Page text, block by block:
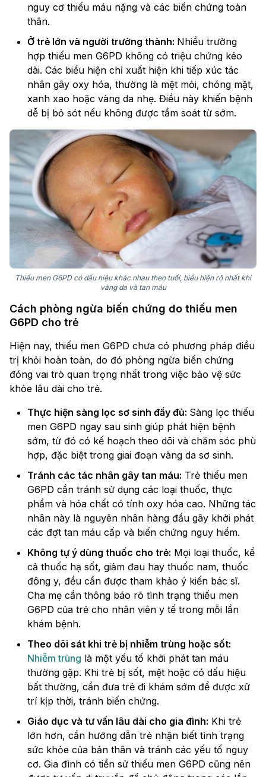
nguy cơ thiếu máu nặng và các biến chứng toàn
thân.
Ở trẻ lớn và người trưởng thành: Nhiều trường
hợp thiếu men G6PD không có triệu chứng kéo
dài. Các biểu hiện chỉ xuất hiện khi tiếp xúc tác
nhân gây oxy hóa, thường là mệt mỏi, chóng mặt,
xanh xao hoặc vàng da nhẹ. Điều này khiến bệnh
dễ bị bỏ sót nếu không được tầm soát từ sớm.
Thiếu men G6PD có dấu hiệu khác nhau theo tuổi, biểu hiện rõ nhất khi
vàng da và tan máu
Cách phòng ngừa biến chứng do thiếu men
G6PD cho trẻ
Hiện nay, thiếu men G6PD chưa có phương pháp điều
trị khỏi hoàn toàn, do đó phòng ngừa biến chứng
đóng vai trò quan trọng nhất trong việc bảo vệ sức
khỏe lâu dài cho trẻ.
Thực hiện sàng lọc sơ sinh đầy đủ: Sàng lọc thiếu
men G6PD ngay sau sinh giúp phát hiện bệnh
sớm, từ đó có kế hoạch theo dõi và chăm sóc phù
hợp, đặc biệt trong giai đoạn vàng da sơ sinh.
Tránh các tác nhân gây tan máu: Trẻ thiếu men
G6PD cần tránh sử dụng các loại thuốc, thực
phẩm và hóa chất có tính oxy hóa cao. Những tác
nhân này là nguyên nhân hàng đầu gây khởi phát
các đợt tan máu cấp và biến chứng nguy hiểm.
Không tự ý dùng thuốc cho trẻ: Mọi loại thuốc, kể
cả thuốc hạ sốt, giảm đau hay thuốc nam, thuốc
đông y, đều cần được tham khảo ý kiến bác sĩ.
Cha mẹ cần thông báo rõ tình trạng thiếu men
G6PD của trẻ cho nhân viên y tế trong mỗi lần
khám bệnh.
Theo dõi sát khi trẻ bị nhiễm trùng hoặc sốt:
Nhiễm trùng là một yếu tố khởi phát tan máu
thường gặp. Khi trẻ bị sốt, mệt hoặc có dấu hiệu
bất thường, cần đưa trẻ đi khám sớm để được xử
trí kịp thời, tránh biến chứng.
Giáo dục và tư vấn lâu dài cho gia đình: Khi trẻ
lớn hơn, cần hướng dẫn trẻ nhận biết tình trạng
sức khỏe của bản thân và tránh các yếu tố nguy
cơ. Gia đình có tiền sử thiếu men G6PD cũng nên